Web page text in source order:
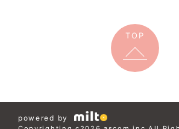
TOP
powered by